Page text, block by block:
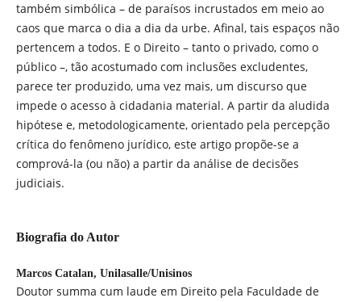
também simbólica – de paraísos incrustados em meio ao
caos que marca o dia a dia da urbe. Afinal, tais espaços não
pertencem a todos. E o Direito – tanto o privado, como o
público –, tão acostumado com inclusões excludentes,
parece ter produzido, uma vez mais, um discurso que
impede o acesso à cidadania material. A partir da aludida
hipótese e, metodologicamente, orientado pela percepção
crítica do fenômeno jurídico, este artigo propõe-se a
comprová-la (ou não) a partir da análise de decisões
judiciais.
Biografia do Autor
Marcos Catalan, Unilasalle/Unisinos
Doutor summa cum laude em Direito pela Faculdade de